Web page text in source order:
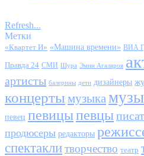
Refresh...
Метки
«Квартет И» «Машина времени» ВИА
Правда 24 СМИ Шура Эмин Агаларов
артисты балерины дети дизайнеры
концерты музыка
певец певицыпевцы
продюсеры редакторы
спектаклитворчество театр